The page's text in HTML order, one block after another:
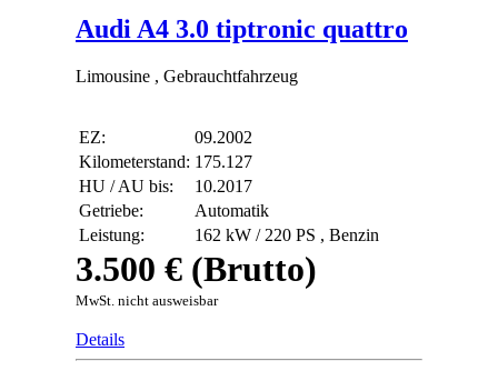
Audi A4 3.0 tiptronic quattro
Limousine , Gebrauchtfahrzeug
EZ:
09.2002
Kilometerstand: 175.127
HU / AU bis:
10.2017
Getriebe:
Automatik
Leistung:
162 kW / 220 PS , Benzin
3.500 € (Brutto)
MwSt. nicht ausweisbar
Details